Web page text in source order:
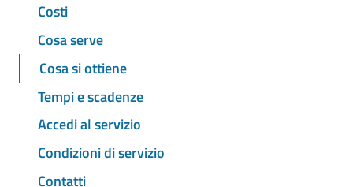
Costi
Cosa serve
Cosa si ottiene
Tempi e scadenze
Accedi al servizio
Condizioni di servizio
Contatti